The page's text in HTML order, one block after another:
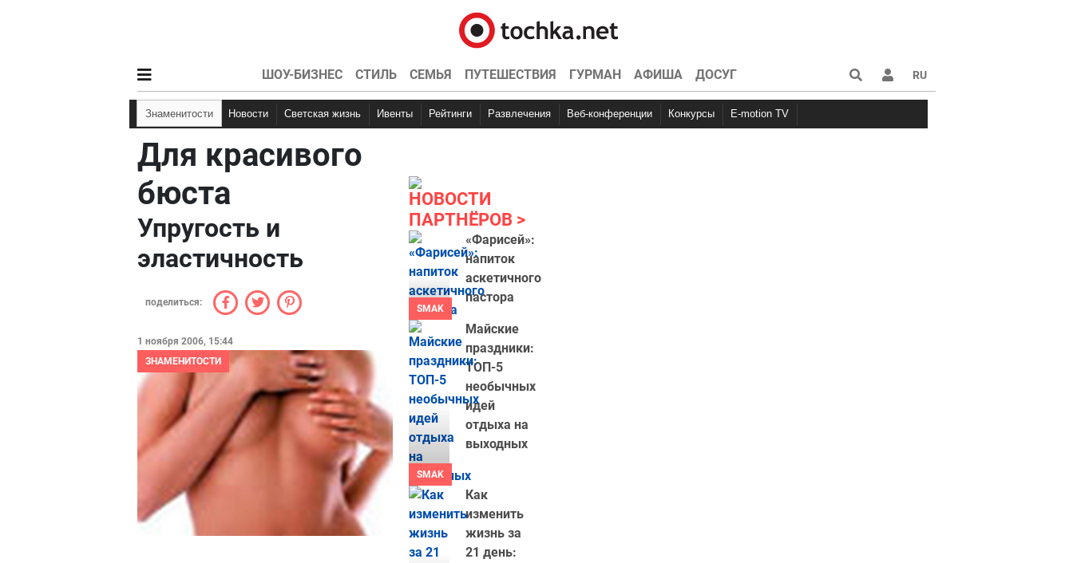
ШОУ-БИЗНЕС СТИЛЬ СЕМЬЯ ПУТЕШЕСТВИЯ ГУРМАН АФИША ДОСУГ RU
Знаменитости Новости Светская жизнь Ивенты Рейтинги Развлечения Веб-конференции Конкурсы E-motion TV
Для красивого
бюста
Упругость и
эластичность
поделиться:
1 ноября 2006, 15:44
ЗНАМЕНИТОСТИ
НОВОСТИ
ПАРТНЁРОВ
SMAK
«Фарисей»:
напиток
аскетичного
пастора
SMAK
Майские
праздники:
ТОП-5
необычных
идей
отдыха на
выходных
Как
изменить
жизнь за
21 день: